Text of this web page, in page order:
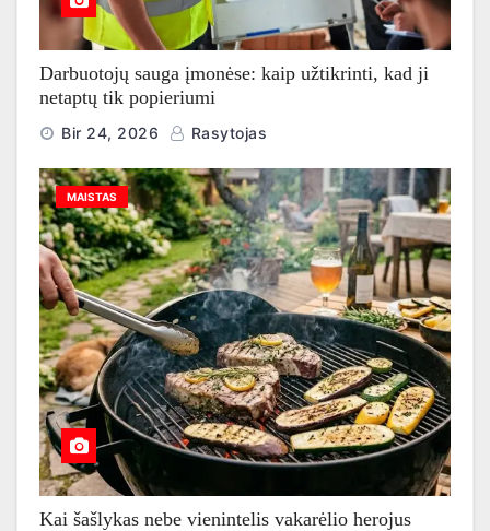
Darbuotojų sauga įmonėse: kaip užtikrinti, kad ji
netaptų tik popieriumi
Bir 24, 2026 Rasytojas
MAISTAS
Kai šašlykas nebe vienintelis vakarėlio herojus